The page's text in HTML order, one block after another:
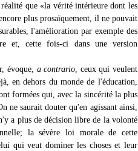
que «la vérité intérieure dont les
plus prosaïquement, il ne pouvait
l'amélioration par exemple des
et, cette fois-ci dans une version
évoque, a contrario , ceux qui veulent
en dehors du monde de l'éducation,
formées qui, avec la sincérité la plus
ne saurait douter qu'en agissant ainsi,
a plus de décision libre de la volonté
la sévère loi morale de cette
qui veut dominer les choses et leur